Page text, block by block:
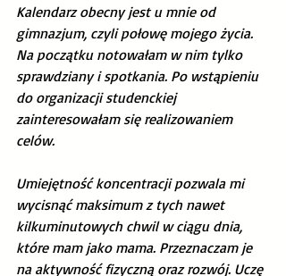
Kalendarz obecny jest u mnie od
gimnazjum, czyli połowę mojego życia.
Na początku notowałam w nim tylko
sprawdziany i spotkania. Po wstąpieniu
do organizacji studenckiej
zainteresowałam się realizowaniem
celów.
Umiejętność koncentracji pozwala mi
wycisnąć maksimum z tych nawet
kilkuminutowych chwil w ciągu dnia,
które mam jako mama. Przeznaczam je
na aktywność fizyczną oraz rozwój. Uczę